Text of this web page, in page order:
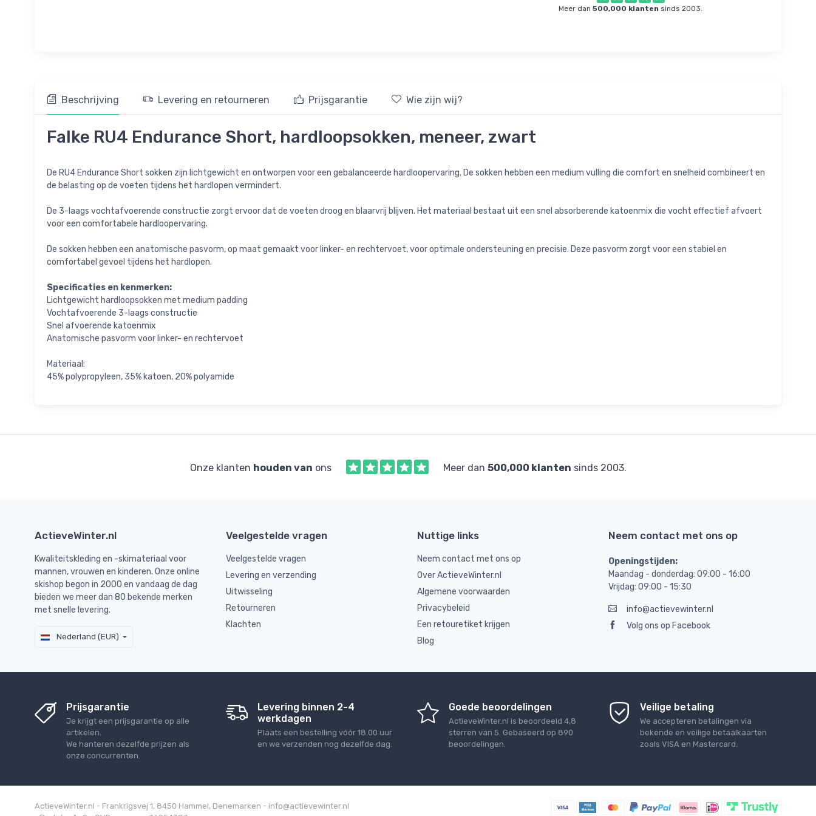
Meer dan500,000 klanten sinds 2003.
Beschrijving Levering en retourneren Prijsgarantie Wie zijn wij?
Falke RU4 Endurance Short, hardloopsokken, meneer, zwart
De RU4 Endurance Short sokken zijn lichtgewicht en ontworpen voor een gebalanceerde hardloopervaring. De sokken hebben een medium vulling die comfort en snelheid combineert en
de belasting op de voeten tijdens het hardlopen vermindert.
De 3-laags vochtafvoerende constructie zorgt ervoor dat de voeten droog en blaarvrij blijven. Het materiaal bestaat uit een snel absorberende katoenmix die vocht effectief afvoert
voor een comfortabele hardloopervaring.
De sokken hebben een anatomische pasvorm, op maat gemaakt voor linker- en rechtervoet, voor optimale ondersteuning en precisie. Deze pasvorm zorgt voor een stabiel en
comfortabel gevoel tijdens het hardlopen.
Specificaties en kenmerken:
Lichtgewicht hardloopsokken met medium padding
Vochtafvoerende 3-laags constructie
Snel afvoerende katoenmix
Anatomische pasvorm voor linker- en rechtervoet
Materiaal:
45% polypropyleen, 35% katoen, 20% polyamide
Onze klanten houden van ons Meer dan 500,000 klanten sinds 2003.
ActieveWinter.nl
Kwaliteitskleding en -skimateriaal voor
mannen, vrouwen en kinderen. Onze online
skishop begon in 2000 en vandaag de dag
bieden we meer dan 80 bekende merken
met snelle levering.
Nederland (EUR)
Veelgestelde vragen
Veelgestelde vragen
Levering en verzending
Uitwisseling
Retourneren
Klachten
Nuttige links
Neem contact met ons op
Over ActieveWinter.nl
Algemene voorwaarden
Privacybeleid
Een retouretiket krijgen
Blog
Neem contact met ons op
Openingstijden:
Maandag - donderdag: 09:00 - 16:00
Vrijdag: 09:00 - 15:30
info@actievewinter.nl
Volg ons op Facebook
Prijsgarantie
Je krijgt een prijsgarantie op alle
artikelen.
We hanteren dezelfde prijzen als
onze concurrenten.
Levering binnen 2-4
werkdagen
Plaats een bestelling vóór 18.00 uur
en we verzenden nog dezelfde dag.
Goede beoordelingen
ActieveWinter.nl is beoordeeld 4,8
sterren van 5. Gebaseerd op 890
beoordelingen.
Veilige betaling
We accepteren betalingen via
bekende en veilige betaalkaarten
zoals VISA en Mastercard.
ActieveWinter.nl - Frankrigsvej 1, 8450 Hammel, Denemarken - info@actievewinter.nl